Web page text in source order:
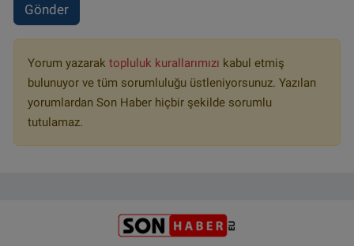
Gönder
Yorum yazarak topluluk kurallarımızı kabul etmiş
bulunuyor ve tüm sorumluluğu üstleniyorsunuz. Yazılan
yorumlardan Son Haber hiçbir şekilde sorumlu
tutulamaz.